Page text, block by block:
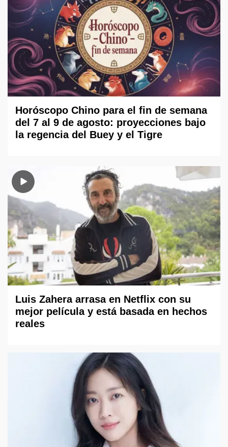
Horóscopo Chino para el fin de semana
del 7 al 9 de agosto: proyecciones bajo
la regencia del Buey y el Tigre
Luis Zahera arrasa en Netflix con su
mejor película y está basada en hechos
reales